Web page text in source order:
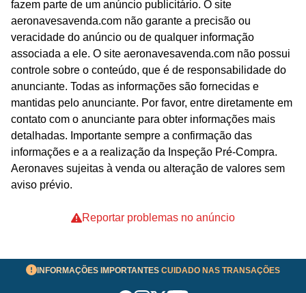
fazem parte de um anúncio publicitário. O site
aeronavesavenda.com não garante a precisão ou
veracidade do anúncio ou de qualquer informação
associada a ele. O site aeronavesavenda.com não possui
controle sobre o conteúdo, que é de responsabilidade do
anunciante. Todas as informações são fornecidas e
mantidas pelo anunciante. Por favor, entre diretamente em
contato com o anunciante para obter informações mais
detalhadas. Importante sempre a confirmação das
informações e a a realização da Inspeção Pré-Compra.
Aeronaves sujeitas à venda ou alteração de valores sem
aviso prévio.
Reportar problemas no anúncio
INFORMAÇÕES IMPORTANTES CUIDADO NAS TRANSAÇÕES